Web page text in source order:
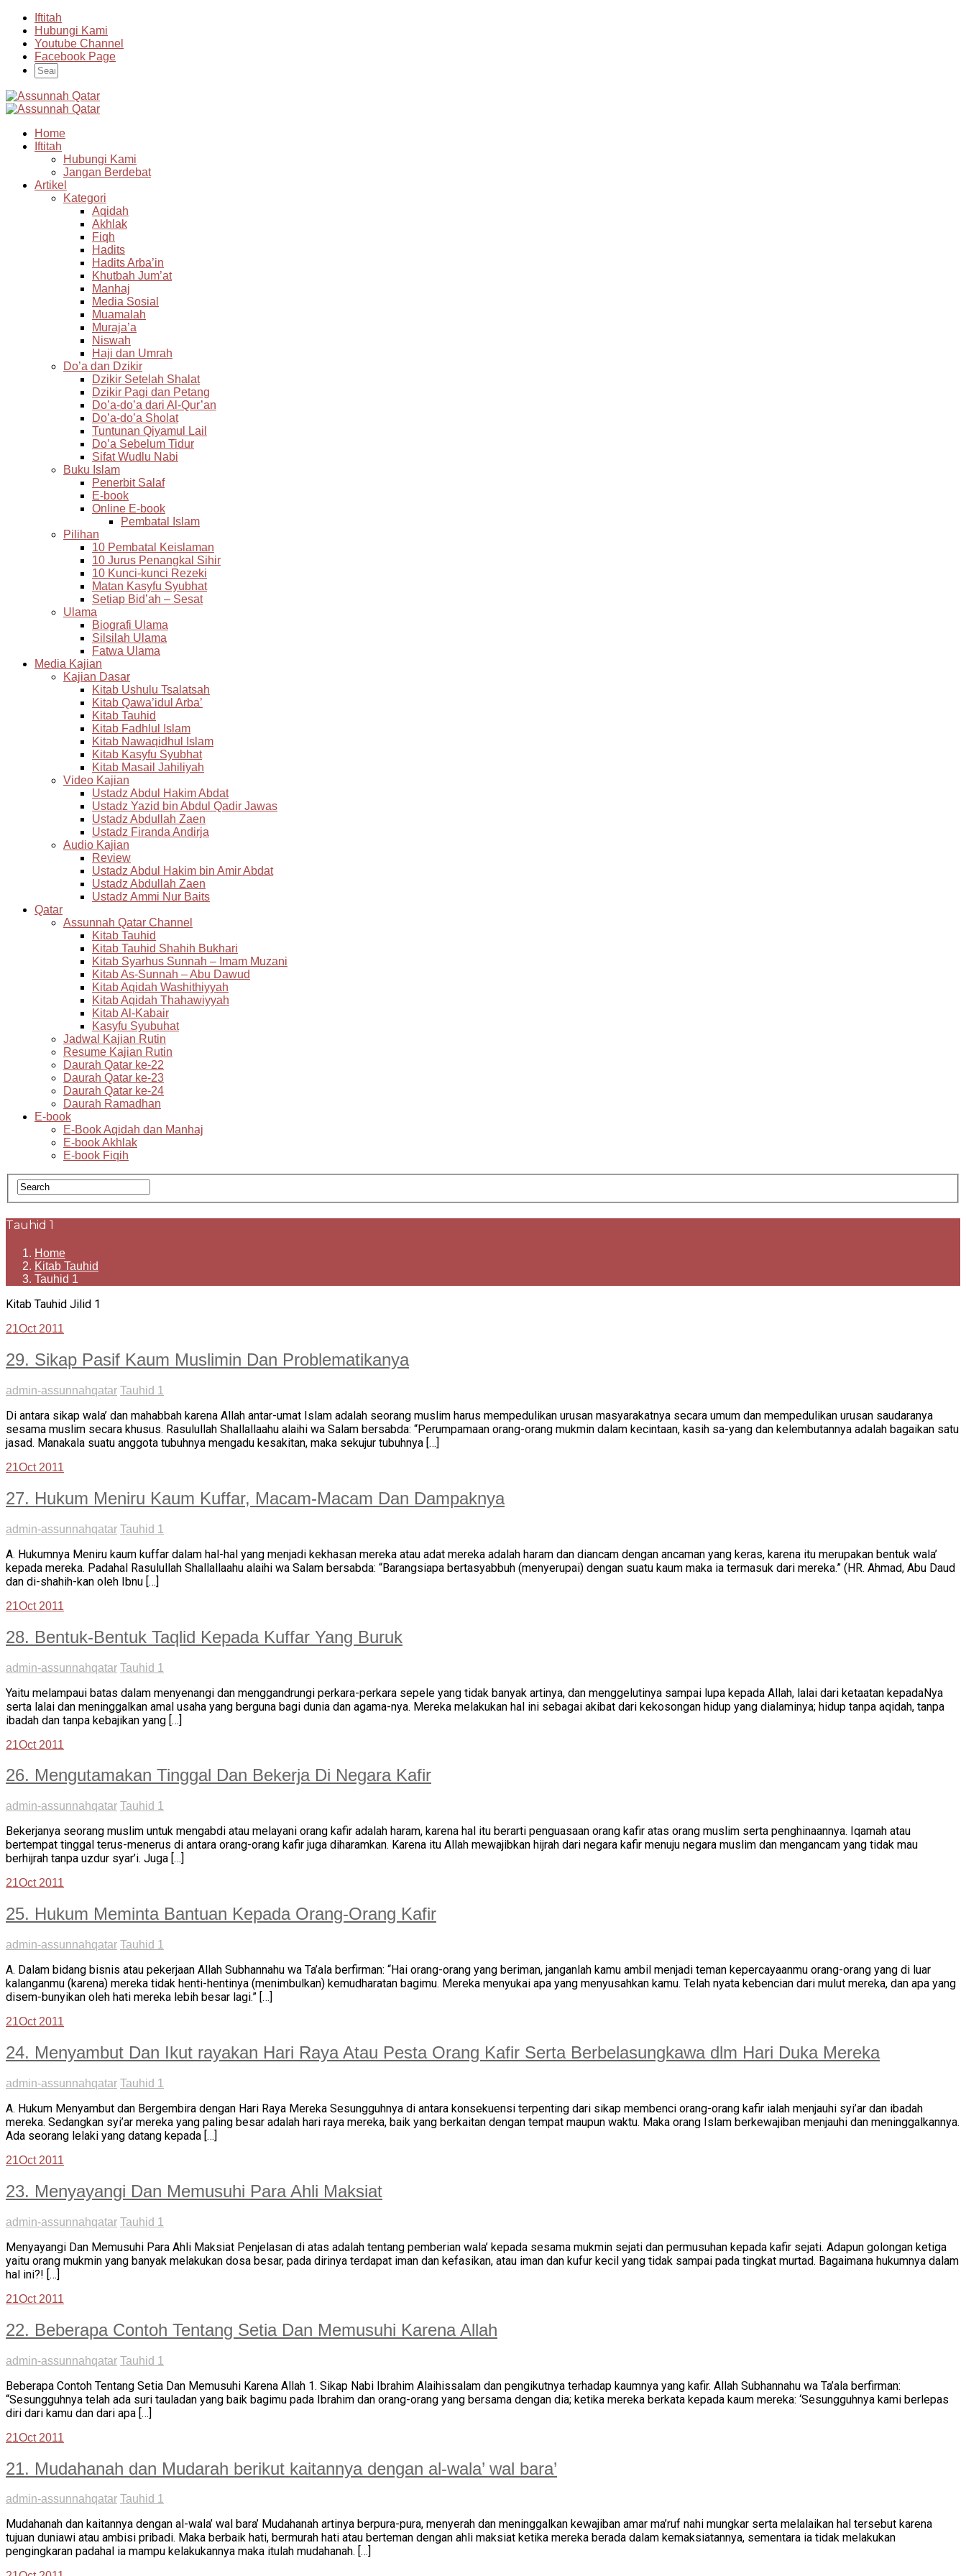
Iftitah
Hubungi Kami
Youtube Channel
Facebook Page
Home
Iftitah
Hubungi Kami
Jangan Berdebat
Artikel
Kategori
Aqidah
Akhlak
Fiqh
Hadits
Hadits Arba’in
Khutbah Jum’at
Manhaj
Media Sosial
Muamalah
Muraja’a
Niswah
Haji dan Umrah
Do’a dan Dzikir
Dzikir Setelah Shalat
Dzikir Pagi dan Petang
Do’a-do’a dari Al-Qur’an
Do’a-do’a Sholat
Tuntunan Qiyamul Lail
Do’a Sebelum Tidur
Sifat Wudlu Nabi
Buku Islam
Penerbit Salaf
E-book
Online E-book
Pembatal Islam
Pilihan
10 Pembatal Keislaman
10 Jurus Penangkal Sihir
10 Kunci-kunci Rezeki
Matan Kasyfu Syubhat
Setiap Bid’ah – Sesat
Ulama
Biografi Ulama
Silsilah Ulama
Fatwa Ulama
Media Kajian
Kajian Dasar
Kitab Ushulu Tsalatsah
Kitab Qawa’idul Arba’
Kitab Tauhid
Kitab Fadhlul Islam
Kitab Nawaqidhul Islam
Kitab Kasyfu Syubhat
Kitab Masail Jahiliyah
Video Kajian
Ustadz Abdul Hakim Abdat
Ustadz Yazid bin Abdul Qadir Jawas
Ustadz Abdullah Zaen
Ustadz Firanda Andirja
Audio Kajian
Review
Ustadz Abdul Hakim bin Amir Abdat
Ustadz Abdullah Zaen
Ustadz Ammi Nur Baits
Qatar
Assunnah Qatar Channel
Kitab Tauhid
Kitab Tauhid Shahih Bukhari
Kitab Syarhus Sunnah – Imam Muzani
Kitab As-Sunnah – Abu Dawud
Kitab Aqidah Washithiyyah
Kitab Aqidah Thahawiyyah
Kitab Al-Kabair
Kasyfu Syubuhat
Jadwal Kajian Rutin
Resume Kajian Rutin
Daurah Qatar ke-22
Daurah Qatar ke-23
Daurah Qatar ke-24
Daurah Ramadhan
E-book
E-Book Aqidah dan Manhaj
E-book Akhlak
E-book Fiqih
Tauhid 1
Home
Kitab Tauhid
Tauhid 1
Kitab Tauhid Jilid 1
21Oct 2011
29. Sikap Pasif Kaum Muslimin Dan Problematikanya
admin-assunnahqatar Tauhid 1
Di antara sikap wala’ dan mahabbah karena Allah antar-umat Islam adalah seorang muslim harus mempedulikan urusan masyarakatnya secara umum dan mempedulikan urusan saudaranya
sesama muslim secara khusus. Rasulullah Shallallaahu alaihi wa Salam bersabda: “Perumpamaan orang-orang mukmin dalam kecintaan, kasih sa-yang dan kelembutannya adalah bagaikan satu
jasad. Manakala suatu anggota tubuhnya mengadu kesakitan, maka sekujur tubuhnya […]
21Oct 2011
27. Hukum Meniru Kaum Kuffar, Macam-Macam Dan Dampaknya
admin-assunnahqatar Tauhid 1
A. Hukumnya Meniru kaum kuffar dalam hal-hal yang menjadi kekhasan mereka atau adat mereka adalah haram dan diancam dengan ancaman yang keras, karena itu merupakan bentuk wala’
kepada mereka. Padahal Rasulullah Shallallaahu alaihi wa Salam bersabda: “Barangsiapa bertasyabbuh (menyerupai) dengan suatu kaum maka ia termasuk dari mereka.” (HR. Ahmad, Abu Daud
dan di-shahih-kan oleh Ibnu […]
21Oct 2011
28. Bentuk-Bentuk Taqlid Kepada Kuffar Yang Buruk
admin-assunnahqatar Tauhid 1
Yaitu melampaui batas dalam menyenangi dan menggandrungi perkara-perkara sepele yang tidak banyak artinya, dan menggelutinya sampai lupa kepada Allah, lalai dari ketaatan kepadaNya
serta lalai dan meninggalkan amal usaha yang berguna bagi dunia dan agama-nya. Mereka melakukan hal ini sebagai akibat dari kekosongan hidup yang dialaminya; hidup tanpa aqidah, tanpa
ibadah dan tanpa kebajikan yang […]
21Oct 2011
26. Mengutamakan Tinggal Dan Bekerja Di Negara Kafir
admin-assunnahqatar Tauhid 1
Bekerjanya seorang muslim untuk mengabdi atau melayani orang kafir adalah haram, karena hal itu berarti penguasaan orang kafir atas orang muslim serta penghinaannya. Iqamah atau
bertempat tinggal terus-menerus di antara orang-orang kafir juga diharamkan. Karena itu Allah mewajibkan hijrah dari negara kafir menuju negara muslim dan mengancam yang tidak mau
berhijrah tanpa uzdur syar’i. Juga […]
21Oct 2011
25. Hukum Meminta Bantuan Kepada Orang-Orang Kafir
admin-assunnahqatar Tauhid 1
A. Dalam bidang bisnis atau pekerjaan Allah Subhannahu wa Ta’ala berfirman: “Hai orang-orang yang beriman, janganlah kamu ambil menjadi teman kepercayaanmu orang-orang yang di luar
kalanganmu (karena) mereka tidak henti-hentinya (menimbulkan) kemudharatan bagimu. Mereka menyukai apa yang menyusahkan kamu. Telah nyata kebencian dari mulut mereka, dan apa yang
disem-bunyikan oleh hati mereka lebih besar lagi.” […]
21Oct 2011
24. Menyambut Dan Ikut rayakan Hari Raya Atau Pesta Orang Kafir Serta Berbelasungkawa dlm Hari Duka Mereka
admin-assunnahqatar Tauhid 1
A. Hukum Menyambut dan Bergembira dengan Hari Raya Mereka Sesungguhnya di antara konsekuensi terpenting dari sikap membenci orang-orang kafir ialah menjauhi syi’ar dan ibadah
mereka. Sedangkan syi’ar mereka yang paling besar adalah hari raya mereka, baik yang berkaitan dengan tempat maupun waktu. Maka orang Islam berkewajiban menjauhi dan meninggalkannya.
Ada seorang lelaki yang datang kepada […]
21Oct 2011
23. Menyayangi Dan Memusuhi Para Ahli Maksiat
admin-assunnahqatar Tauhid 1
Menyayangi Dan Memusuhi Para Ahli Maksiat Penjelasan di atas adalah tentang pemberian wala’ kepada sesama mukmin sejati dan permusuhan kepada kafir sejati. Adapun golongan ketiga
yaitu orang mukmin yang banyak melakukan dosa besar, pada dirinya terdapat iman dan kefasikan, atau iman dan kufur kecil yang tidak sampai pada tingkat murtad. Bagaimana hukumnya dalam
hal ini?! […]
21Oct 2011
22. Beberapa Contoh Tentang Setia Dan Memusuhi Karena Allah
admin-assunnahqatar Tauhid 1
Beberapa Contoh Tentang Setia Dan Memusuhi Karena Allah 1. Sikap Nabi Ibrahim Alaihissalam dan pengikutnya terhadap kaumnya yang kafir. Allah Subhannahu wa Ta’ala berfirman:
“Sesungguhnya telah ada suri tauladan yang baik bagimu pada Ibrahim dan orang-orang yang bersama dengan dia; ketika mereka berkata kepada kaum mereka: ‘Sesungguhnya kami berlepas
diri dari kamu dan dari apa […]
21Oct 2011
21. Mudahanah dan Mudarah berikut kaitannya dengan al-wala’ wal bara’
admin-assunnahqatar Tauhid 1
Mudahanah dan kaitannya dengan al-wala’ wal bara’ Mudahanah artinya berpura-pura, menyerah dan meninggalkan kewajiban amar ma’ruf nahi mungkar serta melalaikan hal tersebut karena
tujuan duniawi atau ambisi pribadi. Maka berbaik hati, bermurah hati atau berteman dengan ahli maksiat ketika mereka berada dalam kemaksiatannya, sementara ia tidak melakukan
pengingkaran padahal ia mampu kelakukannya maka itulah mudahanah. […]